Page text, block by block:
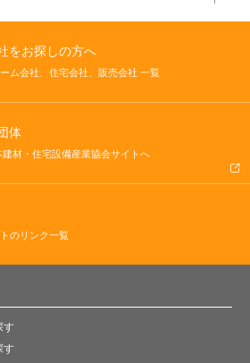
をお探しの方へ
ム会社、住宅会社、販売会社 一覧
体
材・住宅設備産業協会サイトへ
のリンク一覧
す
す